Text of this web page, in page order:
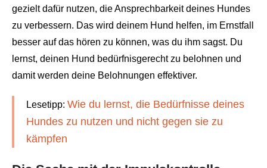
gezielt dafür nutzen, die Ansprechbarkeit deines Hundes
zu verbessern. Das wird deinem Hund helfen, im Ernstfall
besser auf das hören zu können, was du ihm sagst. Du
lernst, deinen Hund bedürfnisgerecht zu belohnen und
damit werden deine Belohnungen effektiver.
Lesetipp: Wie du lernst, die Bedürfnisse deines
Hundes zu nutzen und nicht gegen sie zu
kämpfen